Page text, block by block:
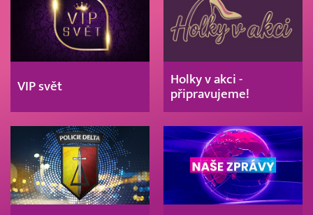
VIP svět
Holky v akci -
připravujeme!